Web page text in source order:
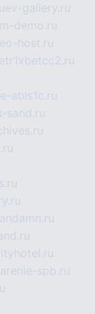
ev-gallery.ru
demo.ru
host.ru
e-abis1c.ru
sand.ru
spb.ru